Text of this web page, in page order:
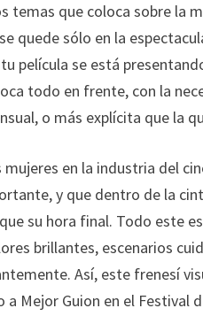
temas que coloca sobre la
quede sólo en la
película se está
todo en frente, con la
o más explícita que la
en la industria del
y que dentro de la
su hora final. Todo este
brillantes, escenarios
Así, este frenesí
Mejor Guion en el Festival